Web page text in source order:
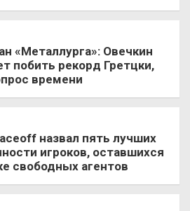
«Металлурга»: Овечкин
побить рекорд Гретцки,
времени
назвал пять лучших
игроков, оставшихся
свободных агентов